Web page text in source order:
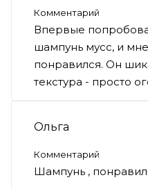
Комментарий
Впервые
шампунь мусс, и
понравился. Он
текстура - просто
Ольга
Комментарий
Шампунь ,